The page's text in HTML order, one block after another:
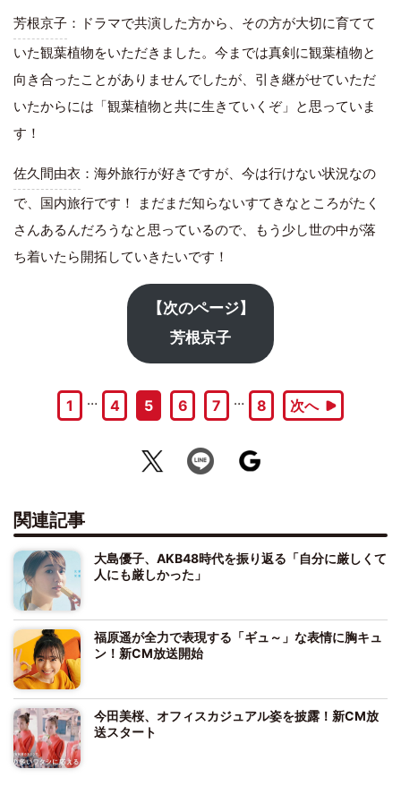
芳根京子 ：ドラマで共演した方から、その方が大切に育てて
いた観葉植物をいただきました。今までは真剣に観葉植物と
向き合ったことがありませんでしたが、引き継がせていただ
いたからには「観葉植物と共に生きていくぞ」と思っていま
す！
佐久間由衣 ：海外旅行が好きですが、今は行けない状況なの
で、国内旅行です！ まだまだ知らないすてきなところがたく
さんあるんだろうなと思っているので、もう少し世の中が落
ち着いたら開拓していきたいです！
【次のページ】
芳根京子
1 … 4 5 6 7 … 8 次へ
関連記事
大島優子、AKB48時代を振り返る「自分に厳しくて
人にも厳しかった」
福原遥が全力で表現する「ギュ～」な表情に胸キュ
ン！新CM放送開始
今田美桜、オフィスカジュアル姿を披露！新CM放
送スタート